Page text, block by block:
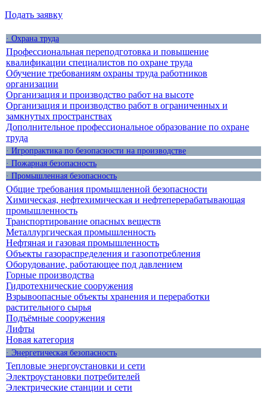
Подать заявку
· Охрана труда
Профессиональная переподготовка и повышение
квалификации специалистов по охране труда
Обучение требованиям охраны труда работников
организации
Организация и производство работ на высоте
Организация и производство работ в ограниченных и
замкнутых пространствах
Дополнительное профессиональное образование по охране
труда
· Игропрактика по безопасности на производстве
· Пожарная безопасность
· Промышленная безопасность
Общие требования промышленной безопасности
Химическая, нефтехимическая и нефтеперерабатывающая
промышленность
Транспортирование опасных веществ
Металлургическая промышленность
Нефтяная и газовая промышленность
Объекты газораспределения и газопотребления
Оборудование, работающее под давлением
Горные производства
Гидротехнические сооружения
Взрывоопасные объекты хранения и переработки
растительного сырья
Подъёмные сооружения
Лифты
Новая категория
· Энергетическая безопасность
Тепловые энергоустановки и сети
Электроустановки потребителей
Электрические станции и сети